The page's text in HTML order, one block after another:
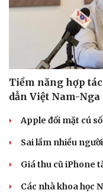
Dinh dưỡng - món ngon
Sản phụ khoa
Nam khoa
Phòng mạch online
Ăn sạch sống khỏe
Tiềm năng hợp
dẫn Việt Nam-Nga
Apple đối mặt cú
Sai lầm nhiều
Giá thu cũ iPhone
Các nhà khoa học